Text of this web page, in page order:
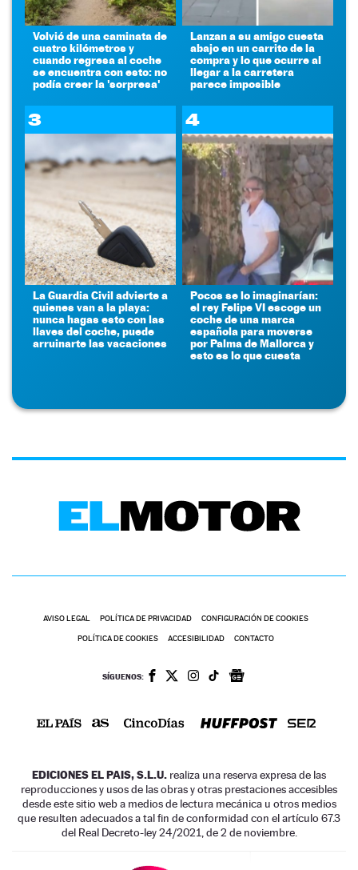
Volvió de una caminata de
cuatro kilómetros y
cuando regresa al coche
se encuentra con esto: no
podía creer la 'sorpresa'
Lanzan a su amigo cuesta
abajo en un carrito de la
compra y lo que ocurre al
llegar a la carretera
parece imposible
3
La Guardia Civil advierte a
quienes van a la playa:
nunca hagas esto con las
llaves del coche, puede
arruinarte las vacaciones
4
Pocos se lo imaginarían:
el rey Felipe VI escoge un
coche de una marca
española para moverse
por Palma de Mallorca y
esto es lo que cuesta
AVISO LEGAL POLÍTICA DE PRIVACIDAD CONFIGURACIÓN DE COOKIES
POLÍTICA DE COOKIES ACCESIBILIDAD CONTACTO
SÍGUENOS:
EDICIONES EL PAIS, S.L.U. realiza una reserva expresa de las
reproducciones y usos de las obras y otras prestaciones accesibles
desde este sitio web a medios de lectura mecánica u otros medios
que resulten adecuados a tal fin de conformidad con el artículo 67.3
del Real Decreto-ley 24/2021, de 2 de noviembre.